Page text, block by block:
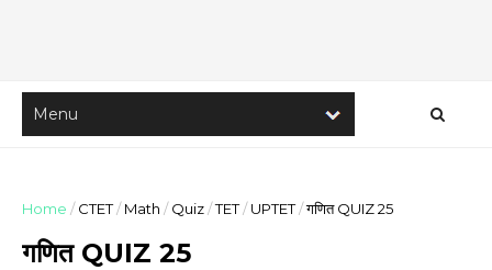
Home / CTET/ Math / Quiz/TET/ UPTET/गणित QUIZ 25
गणित QUIZ 25